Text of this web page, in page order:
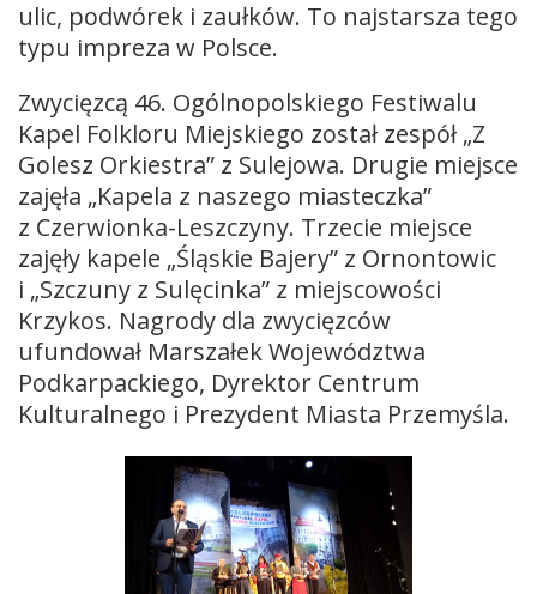
ulic, podwórek i zaułków. To najstarsza tego
typu impreza w Polsce.
Zwycięzcą 46. Ogólnopolskiego Festiwalu
Kapel Folkloru Miejskiego został zespół „Z
Golesz Orkiestra” z Sulejowa. Drugie miejsce
zajęła „Kapela z naszego miasteczka”
z Czerwionka-Leszczyny. Trzecie miejsce
zajęły kapele „Śląskie Bajery” z Ornontowic
i „Szczuny z Sulęcinka” z miejscowości
Krzykos. Nagrody dla zwycięzców
ufundował Marszałek Województwa
Podkarpackiego, Dyrektor Centrum
Kulturalnego i Prezydent Miasta Przemyśla.